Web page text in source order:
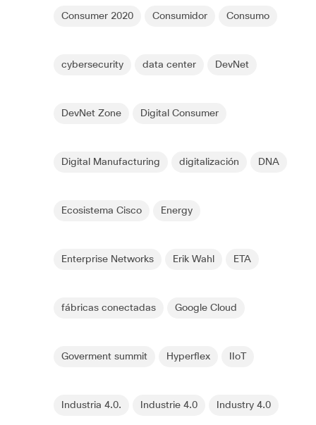
Consumer 2020 Consumidor Consumo
cybersecurity data center DevNet
DevNet Zone Digital Consumer
Digital Manufacturing digitalización DNA
Ecosistema Cisco Energy
Enterprise Networks Erik Wahl ETA
fábricas conectadas Google Cloud
Goverment summit Hyperflex IIoT
Industria 4.0. Industrie 4.0 Industry 4.0